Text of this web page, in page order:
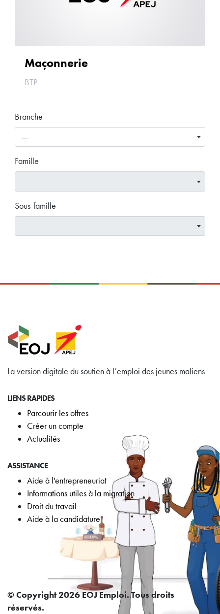
Maçonnerie
BTP
Branche
—
Famille
Sous-famille
La version digitale du soutien à l’emploi des jeunes maliens
LIENS RAPIDES
Parcourir les offres
Créer un compte
Actualités
ASSISTANCE
Aide à l'entrepreneuriat
Informations utiles à la migration
Droit du travail
Aide à la candidature
© Copyright 2026 EOJ Emploi. Tous droits
réservés.